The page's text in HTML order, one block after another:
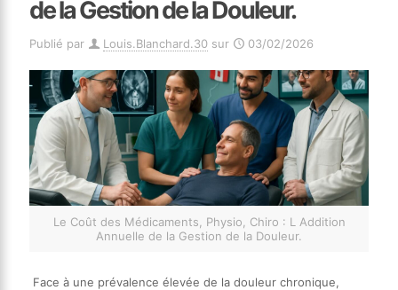
de la Gestion de la Douleur.
Publié par Louis.Blanchard.30 sur 03/02/2026
Le Coût des Médicaments, Physio, Chiro : L Addition
Annuelle de la Gestion de la Douleur.
Face à une prévalence élevée de la douleur chronique,